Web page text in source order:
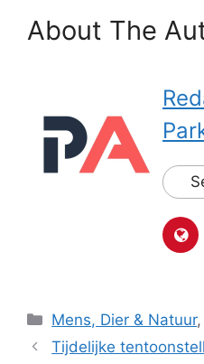
About The
Categorieën
Mens, Dier & Natuur,
Tijdelijke